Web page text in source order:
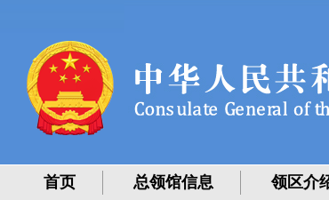
首页 总领馆信息 领区介